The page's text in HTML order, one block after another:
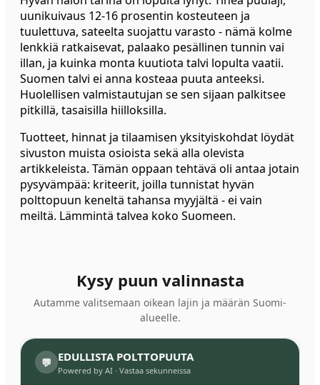
uunikuivaus 12-16 prosentin kosteuteen ja
tuulettuva, sateelta suojattu varasto - nämä kolme
lenkkiä ratkaisevat, palaako pesällinen tunnin vai
illan, ja kuinka monta kuutiota talvi lopulta vaatii.
Suomen talvi ei anna kosteaa puuta anteeksi.
Huolellisen valmistautujan se sen sijaan palkitsee
pitkillä, tasaisilla hiilloksilla.
Tuotteet, hinnat ja tilaamisen yksityiskohdat löydät
sivuston muista osioista sekä alla olevista
artikkeleista. Tämän oppaan tehtävä oli antaa jotain
pysyvämpää: kriteerit, joilla tunnistat hyvän
polttopuun keneltä tahansa myyjältä - ei vain
meiltä. Lämmintä talvea koko Suomeen.
Kysy puun valinnasta
Autamme valitsemaan oikean lajin ja määrän Suomi-
alueelle.
💬 EDULLISTA POLTTOPUUTA
Powered by AI · Vastaa sekunneissa